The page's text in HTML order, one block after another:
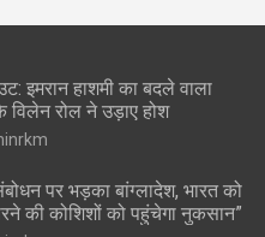
इमरान हाशमी का बदले वाला
विलेन रोल ने उड़ाए होश
पर भड़का बांग्लादेश, भारत को
की कोशिशों को पहुंचेगा नुकसान”